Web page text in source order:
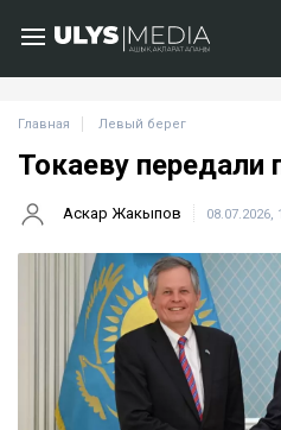
Главная Левый берег
Токаеву передали
Аскар Жакыпов 08.07.2026,